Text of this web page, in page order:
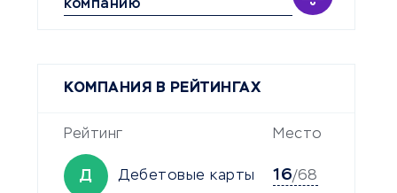
компанию
КОМПАНИЯ В РЕЙТИНГАХ
Рейтинг Место
Д Дебетовые карты 16/68